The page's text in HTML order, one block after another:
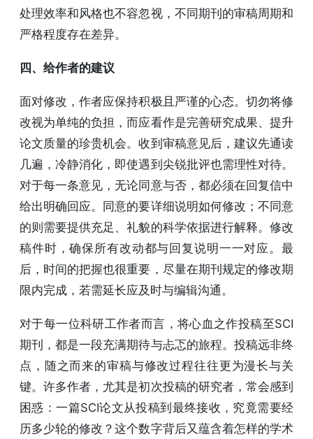
处理效率和风格也不容忽视，不同期刊的审稿周期和
严格程度存在差异。
四、给作者的建议
面对修改，作者应保持积极且严谨的心态。切勿将修
改视为单纯的负担，而应看作是完善研究成果、提升
论文质量的珍贵机会。收到审稿意见后，建议先通读
几遍，冷静消化，即使遇到尖锐批评也需理性对待。
对于每一条意见，无论同意与否，都必须在回复信中
给出明确回应。同意的要详细说明如何修改；不同意
的则需要提供充足、礼貌的科学依据进行解释。修改
稿件时，确保所有改动都与回复说明一一对应。最
后，时间的把握也很重要，尽量在期刊规定的修改期
限内完成，若需延长应及时与编辑沟通。
对于每一位科研工作者而言，将心血之作投稿至SCI
期刊，都是一段充满期待与忐忑的旅程。投稿远非终
点，随之而来的审稿与修改过程往往更为漫长与关
键。许多作者，尤其是初次投稿的研究者，常会感到
困惑：一篇SCI论文从投稿到最终接收，究竟需要经
历多少轮的修改？这个数字背后又蕴含着怎样的学术